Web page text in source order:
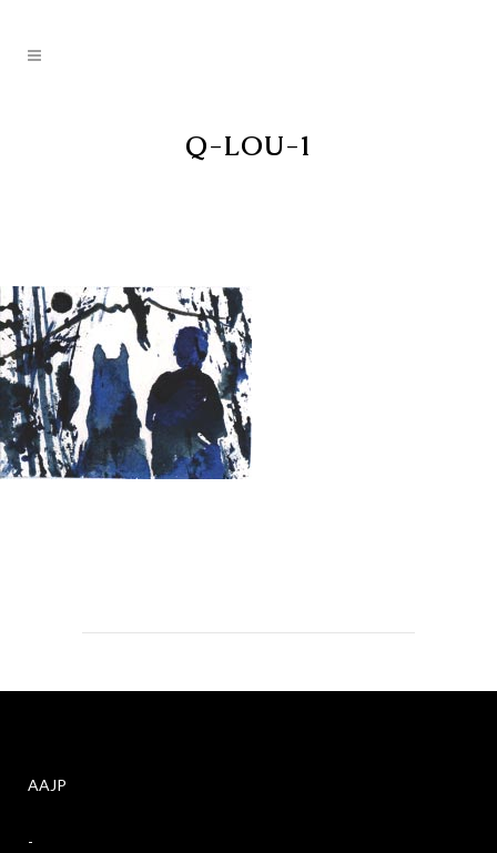
Q-LOU-1
AAJP
-